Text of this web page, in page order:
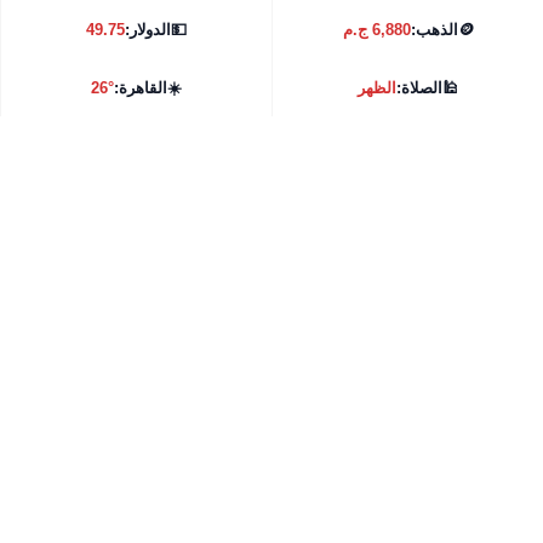
🪙 الذهب:6,880 ج.م 💵الدولار:49.75
🕌الصلاة:الظهر ☀️القاهرة:26°